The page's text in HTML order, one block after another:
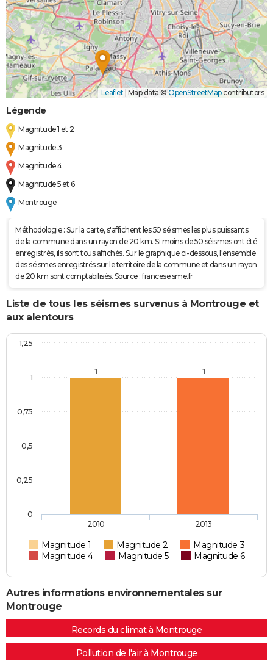
Leaflet Map data ©OpenStreetMapcontributors
Légende
Magnitude 1 et 2
Magnitude 3
Magnitude 4
Magnitude 5 et 6
Montrouge
Méthodologie : Sur la carte, s'affichent les 50 séismes les plus puissants
de la commune dans un rayon de 20 km. Si moins de 50 séismes ont été
enregistrés, ils sont tous affichés. Sur le graphique ci-dessous, l'ensemble
des séismes enregistrés sur le territoire de la commune et dans un rayon
de 20 km sont comptabilisés. Source : franceseisme.fr
Liste de tous les séismes survenus à Montrouge et
aux alentours
1 1
Magnitude 1 Magnitude 2
Magnitude 3
Magnitude 4
Magnitude 5 Magnitude 6
2010 2013
0
0,25
0,5
0,75
1
1,25
Autres informations environnementales sur
Montrouge
Records du climat à Montrouge
Pollution de l'air à Montrouge